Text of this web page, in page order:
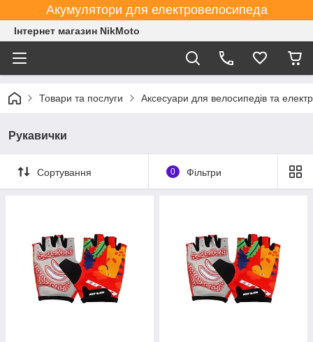
Акумулятори для електровелосипеда
Інтернет магазин NikMoto
Товари та послуги Аксесуари для велосипедів та
Рукавички
Сортування 0 Фільтри